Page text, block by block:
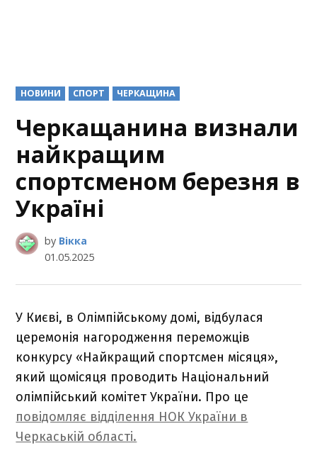
POSTED
IN
НОВИНИ СПОРТ ЧЕРКАЩИНА
Черкащанина визнали
найкращим
спортсменом березня в
Україні
by Вікка
01.05.2025
У Києві, в Олімпійському домі, відбулася
церемонія нагородження переможців
конкурсу «Найкращий спортсмен місяця»,
який щомісяця проводить Національний
олімпійський комітет України. Про це
повідомляє відділення НОК України в
Черкаській області.